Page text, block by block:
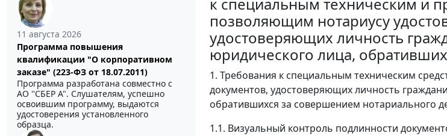
11 августа 2026
Программа повышения
квалификации "О корпоративном
заказе" (223-ФЗ от 18.07.2011)
Программа разработана совместно с
АО ''СБЕР А". Слушателям, успешно
освоившим программу, выдаются
удостоверения установленного
образца.
к специальным техническим и
позволяющим нотариусу
удостоверяющих личность
юридического лица,
1. Требования к специальным техническим
документов, удостоверяющих личность
обратившихся за совершением нотариального
1.1. Визуальный контроль подлинности